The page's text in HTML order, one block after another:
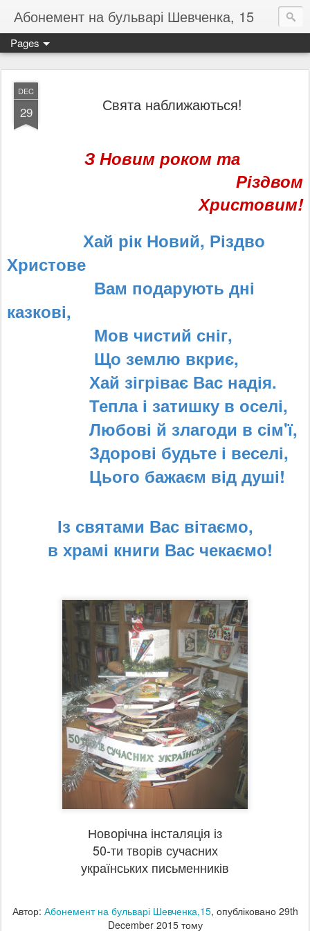
Абонемент на бульварі Шевченка, 15
Pages
DEC
29 Свята наближаються!
З Новим роком та
Різдвом
Христовим!
Хай рік Новий, Різдво
Христове
Вам подарують дні
казкові,
Мов чистий сніг,
Що землю вкриє,
Хай зігріває Вас надія.
Тепла і затишку в оселі,
Любові й злагоди в сім'ї,
Здорові будьте і веселі,
Цього бажаєм від душі!
Із святами Вас вітаємо,
в храмі книги Вас чекаємо!
Новорічна інсталяція із
50-ти творів сучасних
українських письменників
Автор: Абонемент на бульварі Шевченка,15, опубліковано 29th
December 2015тому